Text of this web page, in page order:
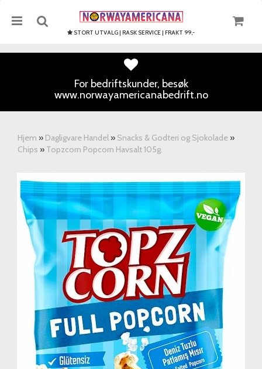
STORT UTVALG | RASK SERVICE | FRAKT 99,-
For bedriftskunder, besøk
www.norwayamericanabedrift.no
Hjem » Dagligvare Handel » Snacks & Godteri og Sjokolade »
Chips » Topzcorn Popcorn Havsalt 105g.